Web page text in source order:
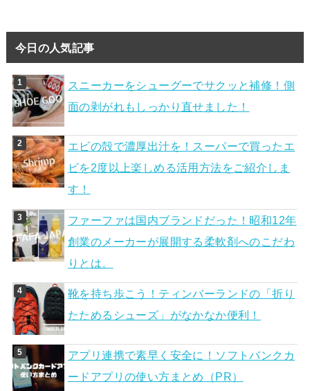
今日の人気記事
スニーカーをシューグーでサクッと補修！側
面の剥がれもしっかり直せました！
エビの殻で濃厚出汁を！スーパーで買ったエ
ビを2度以上楽しめる活用方法をご紹介しま
す！
ファーファは国内ブランドだった！昭和12年
創業のメーカーが展開する柔軟剤へのこだわ
りとは。
靴を持ち歩こう！ティンバーランドの「折り
たためるシューズ」がなかなか便利！
アプリ連携で素早く安全に！ソフトバンクカ
ードアプリの使い方まとめ（PR）